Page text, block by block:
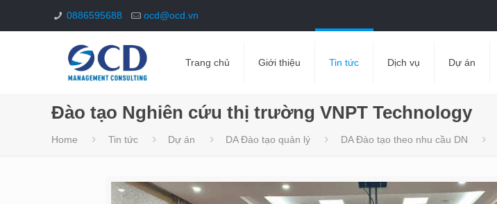
0886595688 ocd@ocd.vn
Trang chủ Giới thiệu Tin tức Dịch vụ Dự án
Đào tạo Nghiên cứu thị trường VNPT Technology
Home Tin tức Dự án DA Đào tạo quản lý DA Đào tạo theo nhu cầu DN